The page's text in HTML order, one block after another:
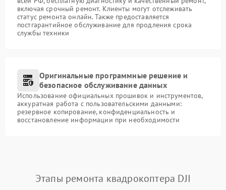
включая срочный ремонт. Клиенты могут отслеживать
статус ремонта онлайн. Также предоставляется
постгарантийное обслуживание для продления срока
службы техники
Оригинальные программные решение и
безопасное обслуживание данных
Использование официальных прошивок и инструментов,
аккуратная работа с пользовательскими данными:
резервное копирование, конфиденциальность и
восстановление информации при необходимости
Этапы ремонта квадрокоптера DJI